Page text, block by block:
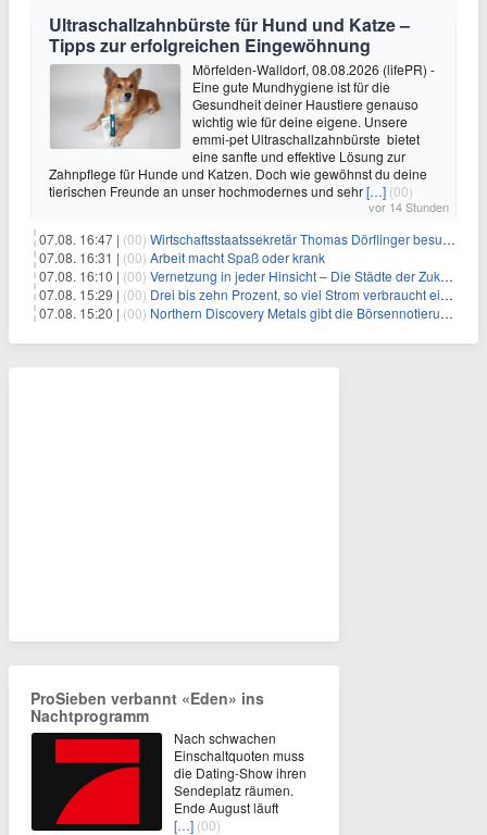
Ultraschallzahnbürste für Hund und Katze –
Tipps zur erfolgreichen Eingewöhnung
Mörfelden-Walldorf, 08.08.2026 (lifePR) -
Eine gute Mundhygiene ist für die
Gesundheit deiner Haustiere genauso
wichtig wie für deine eigene. Unsere
emmi-pet Ultraschallzahnbürste bietet
eine sanfte und effektive Lösung zur
Zahnpflege für Hunde und Katzen. Doch wie gewöhnst du deine
tierischen Freunde an unser hochmodernes und sehr[…] (00)
vor 14 Stunden
07.08. 16:47 | (00) Wirtschaftsstaatssekretär Thomas Dörflinger besucht Handwerksbetrieb im Kammerbezirk Freiburg
07.08. 16:31 | (00) Arbeit macht Spaß oder krank
07.08. 16:10 | (00) Vernetzung in jeder Hinsicht – Die Städte der Zukunft sind grün-blau
07.08. 15:29 | (00) Drei bis zehn Prozent, so viel Strom verbraucht ein Aufzug im Gebäude
07.08. 15:20 | (00) Northern Discovery Metals gibt die Börsennotierung an der Frankfurter Wertpapierbörse bekannt
ProSieben verbannt «Eden» ins
Nachtprogramm
Nach schwachen
Einschaltquoten muss
die Dating-Show ihren
Sendeplatz räumen.
Ende August läuft
[…] (00)